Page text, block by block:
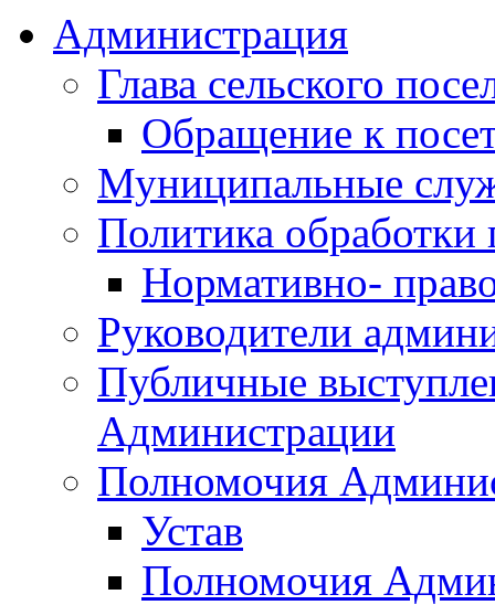
Администрация
Глава сельского
Обращение к
Муниципальные
Политика
Нормативно-
Руководители
Публичные
Администрации
Полномочия
Устав
Полномочия